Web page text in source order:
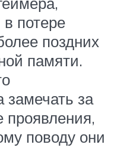
в потере
поздних
памяти.
замечать за
поводу они